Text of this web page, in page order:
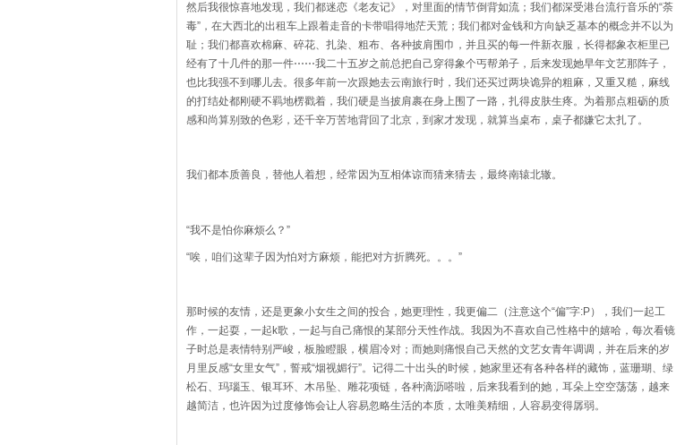
然后我很惊喜地发现，我们都迷恋《老友记》，对里面的情节倒背如流；我们都深受港台流行音乐的“荼
毒”，在大西北的出租车上跟着走音的卡带唱得地茫天荒；我们都对金钱和方向缺乏基本的概念并不以为
耻；我们都喜欢棉麻、碎花、扎染、粗布、各种披肩围巾，并且买的每一件新衣服，长得都象衣柜里已
经有了十几件的那一件⋯⋯我二十五岁之前总把自己穿得象个丐帮弟子，后来发现她早年文艺那阵子，
也比我强不到哪儿去。很多年前一次跟她去云南旅行时，我们还买过两块诡异的粗麻，又重又糙，麻线
的打结处都刚硬不羁地楞戳着，我们硬是当披肩裹在身上围了一路，扎得皮肤生疼。为着那点粗砺的质
感和尚算别致的色彩，还千辛万苦地背回了北京，到家才发现，就算当桌布，桌子都嫌它太扎了。
我们都本质善良，替他人着想，经常因为互相体谅而猜来猜去，最终南辕北辙。
“我不是怕你麻烦么？”
“唉，咱们这辈子因为怕对方麻烦，能把对方折腾死。。。”
那时候的友情，还是更象小女生之间的投合，她更理性，我更偏二（注意这个“偏”字:P），我们一起工
作，一起耍，一起k歌，一起与自己痛恨的某部分天性作战。我因为不喜欢自己性格中的嬉哈，每次看镜
子时总是表情特别严峻，板脸瞪眼，横眉冷对；而她则痛恨自己天然的文艺女青年调调，并在后来的岁
月里反感“女里女气”，誓戒“烟视媚行”。记得二十出头的时候，她家里还有各种各样的藏饰，蓝珊瑚、绿
松石、玛瑙玉、银耳环、木吊坠、雕花项链，各种滴沥嗒啦，后来我看到的她，耳朵上空空荡荡，越来
越简洁，也许因为过度修饰会让人容易忽略生活的本质，太唯美精细，人容易变得孱弱。